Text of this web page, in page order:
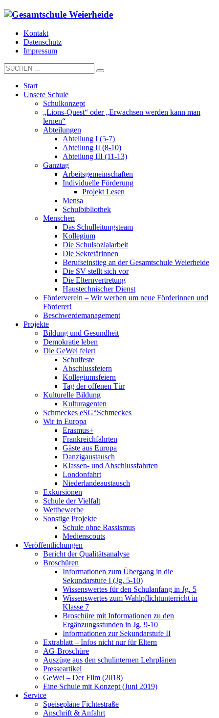
Kontakt
Datenschutz
Impressum
Start
Unsere Schule
Schulkonzept
„Lions-Quest“ oder „Erwachsen werden kann man
lernen“
Abteilungen
Abteilung I (5-7)
Abteilung II (8-10)
Abteilung III (11-13)
Ganztag
Arbeitsgemeinschaften
Individuelle Förderung
Projekt Lesen
Mensa
Schulbibliothek
Menschen
Das Schulleitungsteam
Kollegium
Die Schulsozialarbeit
Die Sekretärinnen
Berufseinstieg an der Gesamtschule Weierheide
Die SV stellt sich vor
Die Elternvertretung
Haustechnischer Dienst
Förderverein – Wir werben um neue Förderinnen und
Förderer!
Beschwerdemanagement
Projekte
Bildung und Gesundheit
Demokratie leben
Die GeWei feiert
Schulfeste
Abschlussfeiern
Kollegiumsfeiern
Tag der offenen Tür
Kulturelle Bildung
Kulturagenten
Schmeckes eSG“Schmeckes
Wir in Europa
Erasmus+
Frankreichfahrten
Gäste aus Europa
Danzigaustausch
Klassen- und Abschlussfahrten
Londonfahrt
Niederlandeaustausch
Exkursionen
Schule der Vielfalt
Wettbewerbe
Sonstige Projekte
Schule ohne Rassismus
Medienscouts
Veröffentlichungen
Bericht der Qualitätsanalyse
Broschüren
Informationen zum Übergang in die
Sekundarstufe I (Jg. 5-10)
Wissenswertes für den Schulanfang in Jg. 5
Wissenswertes zum Wahlpflichtunterricht in
Klasse 7
Broschüre mit Informationen zu den
Ergänzungsstunden in Jg. 9-10
Informationen zur Sekundarstufe II
Extrablatt – Infos nicht nur für Eltern
AG-Broschüre
Auszüge aus den schulinternen Lehrplänen
Presseartikel
GeWei – Der Film (2018)
Eine Schule mit Konzept (Juni 2019)
Service
Speisepläne Fichtestraße
Anschrift & Anfahrt